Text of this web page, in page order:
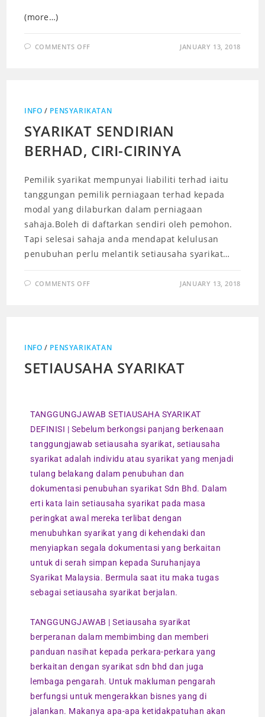
(more…)
COMMENTS OFF JANUARY 13, 2018
INFO / PENSYARIKATAN
SYARIKAT SENDIRIAN
BERHAD, CIRI-CIRINYA
Pemilik syarikat mempunyai liabiliti terhad iaitu
tanggungan pemilik perniagaan terhad kepada
modal yang dilaburkan dalam perniagaan
sahaja.Boleh di daftarkan sendiri oleh pemohon.
Tapi selesai sahaja anda mendapat kelulusan
penubuhan perlu melantik setiausaha syarikat…
COMMENTS OFF JANUARY 13, 2018
INFO / PENSYARIKATAN
SETIAUSAHA SYARIKAT
TANGGUNGJAWAB SETIAUSAHA SYARIKAT
DEFINISI | Sebelum berkongsi panjang berkenaan
tanggungjawab setiausaha syarikat, setiausaha
syarikat adalah individu atau syarikat yang menjadi
tulang belakang dalam penubuhan dan
dokumentasi penubuhan syarikat Sdn Bhd. Dalam
erti kata lain setiausaha syarikat pada masa
peringkat awal mereka terlibat dengan
menubuhkan syarikat yang di kehendaki dan
menyiapkan segala dokumentasi yang berkaitan
untuk di serah simpan kepada Suruhanjaya
Syarikat Malaysia. Bermula saat itu maka tugas
sebagai setiausaha syarikat berjalan.
TANGGUNGJAWAB | Setiausaha syarikat
berperanan dalam membimbing dan memberi
panduan nasihat kepada perkara-perkara yang
berkaitan dengan syarikat sdn bhd dan juga
lembaga pengarah. Untuk makluman pengarah
berfungsi untuk mengerakkan bisnes yang di
jalankan. Makanya apa-apa ketidakpatuhan akan